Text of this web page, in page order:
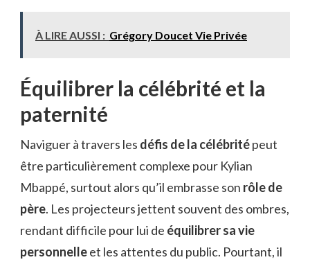
À LIRE AUSSI : Grégory Doucet Vie Privée
Équilibrer la célébrité et la
paternité
Naviguer à travers les défis de la célébritépeut
être particulièrement complexe pour Kylian
Mbappé, surtout alors qu’il embrasse son rôle de
père. Les projecteurs jettent souvent des ombres,
rendant difficile pour lui de équilibrer sa vie
personnelleet les attentes du public. Pourtant, il